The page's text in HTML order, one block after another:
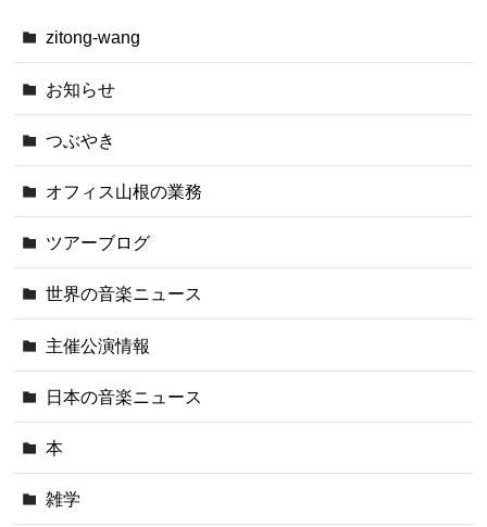
zitong-wang
お知らせ
つぶやき
オフィス山根の業務
ツアーブログ
世界の音楽ニュース
主催公演情報
日本の音楽ニュース
本
雑学